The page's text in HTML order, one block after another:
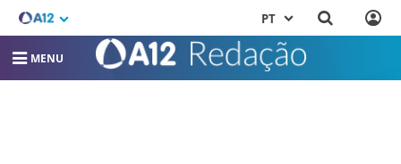
PT
MENU